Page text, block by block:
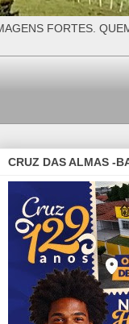
FORTES.
CRUZ DAS ALMAS -